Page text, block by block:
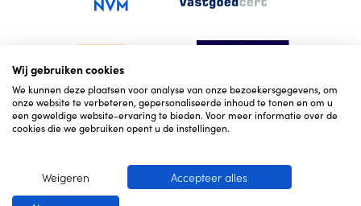
© 2026 Hekking NVM Makelaars
Wij gebruiken cookies
We kunnen deze plaatsen voor analyse van onze bezoekersgegevens, om
onze website te verbeteren, gepersonaliseerde inhoud te tonen en om u
een geweldige website-ervaring te bieden. Voor meer informatie over de
cookies die we gebruiken opent u de instellingen.
Weigeren
Accepteer alles